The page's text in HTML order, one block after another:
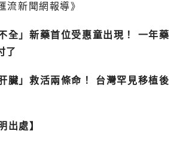
流新聞網報導》
全」新藥首位受惠童出現！ 一年藥
了
臟」救活兩條命！ 台灣罕見移植後
出處】